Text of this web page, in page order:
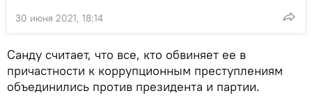
30 июня 2021, 18:14
Санду считает, что все, кто обвиняет ее в
причастности к коррупционным преступлениям
объединились против президента и партии.